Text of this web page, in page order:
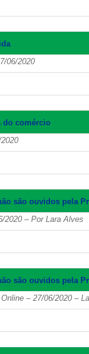
06/2020
do comércio
são ouvidos pela
2020 – Por Lara Alves
são ouvidos pela
– 27/06/2020 –